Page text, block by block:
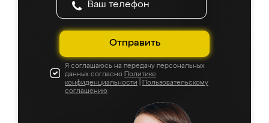
Отправить
Я соглашаюсь на передачу персональных
данных согласно Политике
конфиденциальности
Пользовательскому
соглашению